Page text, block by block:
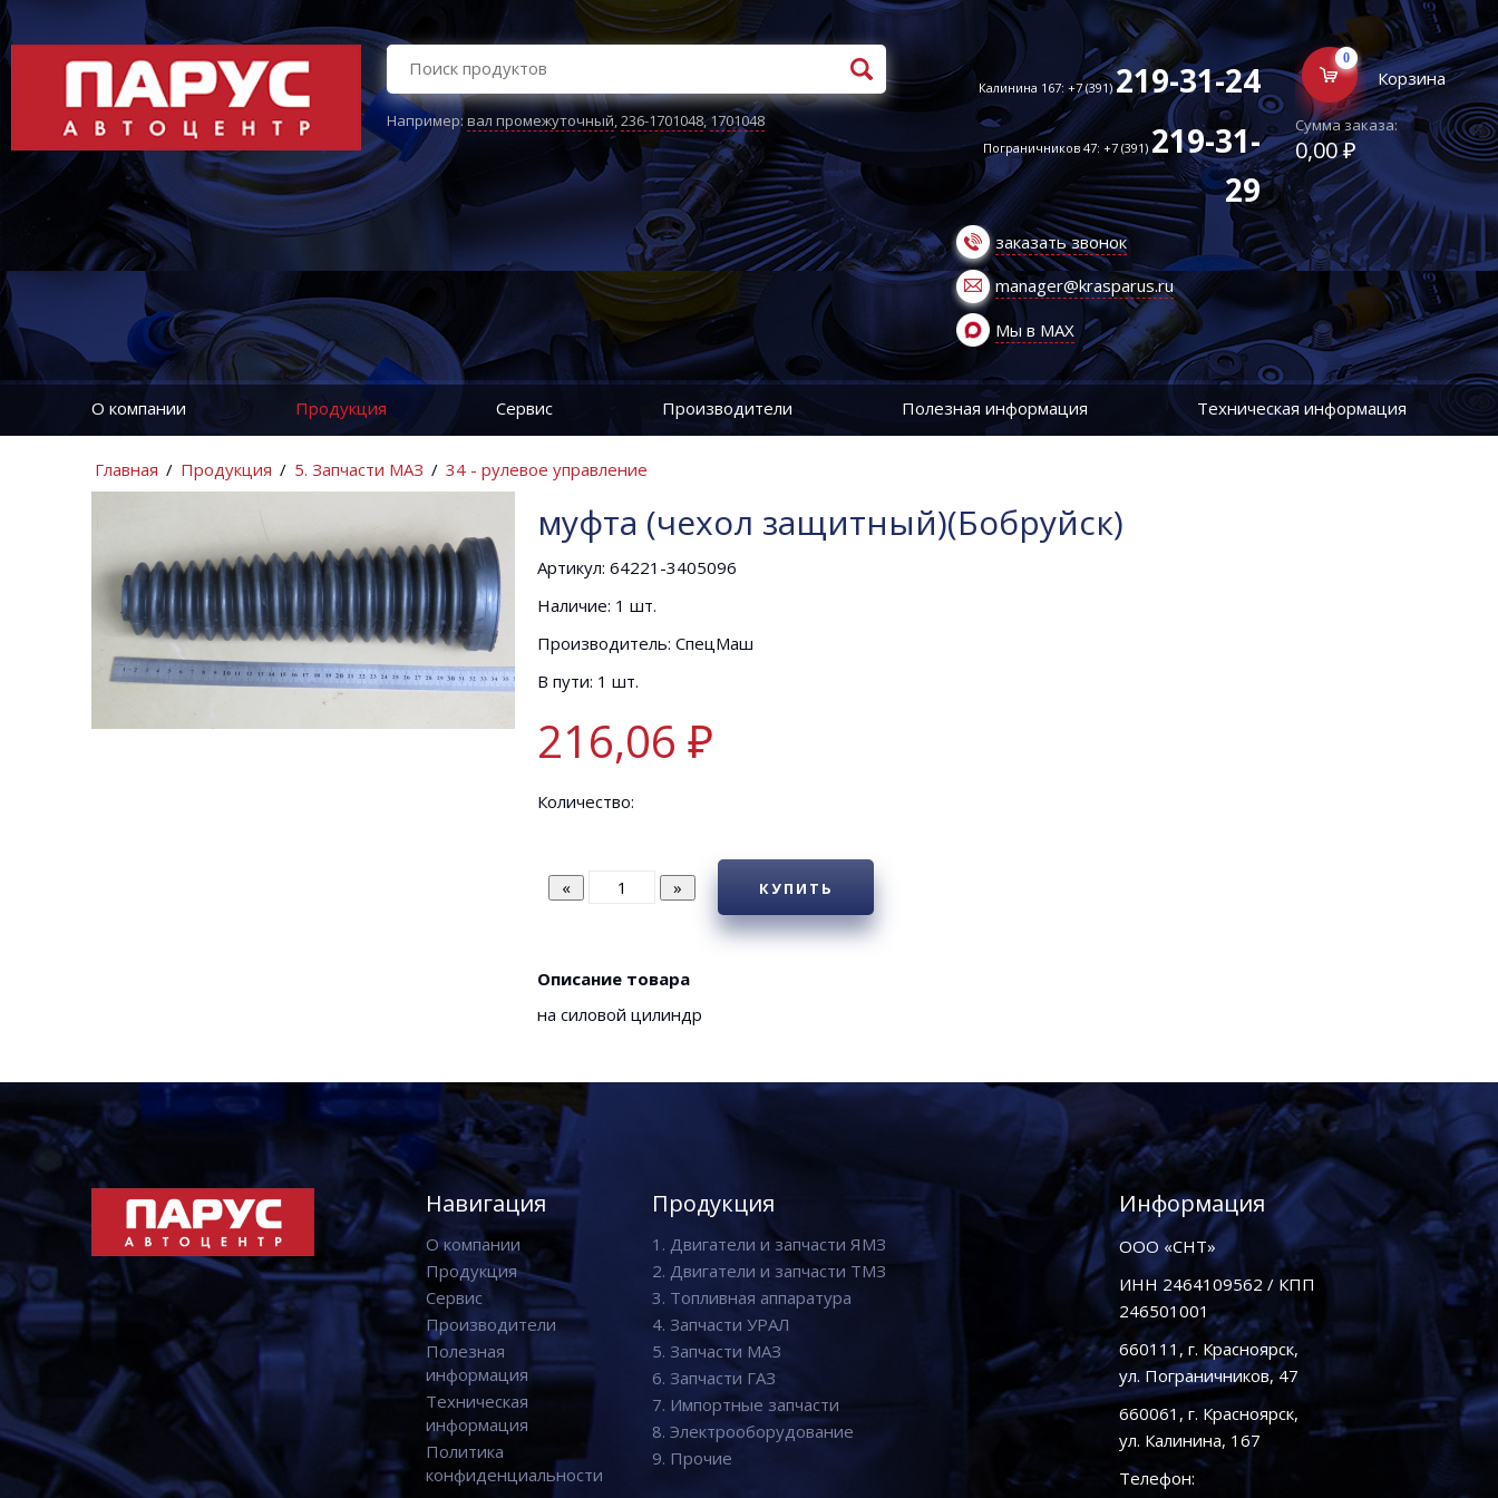
Например:вал промежуточный,236-1701048,1701048
Калинина 167: +7 (391)219-31-24
Пограничников 47: +7 (391)219-31-
29
заказать звонок
manager@krasparus.ru
Мы в MAX
0
Корзина
Сумма заказа:
0,00 ₽
О компании Продукция Сервис Производители Полезная информация Техническая информация
Главная / Продукция / 5. Запчасти МАЗ / 34 - рулевое управление
муфта (чехол защитный)(Бобруйск)
Артикул: 64221-3405096
Наличие: 1 шт.
Производитель: СпецМаш
В пути: 1 шт.
216,06 ₽
Количество:
КУПИТЬ
Описание товара
на силовой цилиндр
Навигация
О компании
Продукция
Сервис
Производители
Полезная
информация
Техническая
информация
Политика
конфиденциальности
Продукция
1. Двигатели и запчасти ЯМЗ
2. Двигатели и запчасти ТМЗ
3. Топливная аппаратура
4. Запчасти УРАЛ
5. Запчасти МАЗ
6. Запчасти ГАЗ
7. Импортные запчасти
8. Электрооборудование
9. Прочие
Информация
ООО «СНТ»
ИНН 2464109562 / КПП
246501001
660111, г. Красноярск,
ул. Пограничников, 47
660061, г. Красноярск,
ул. Калинина, 167
Телефон: